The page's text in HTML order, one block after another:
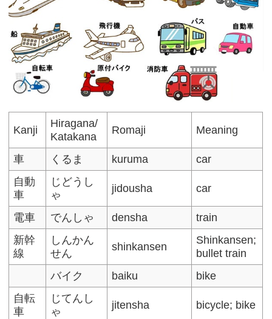
Kanji
Hiragana/
Katakana
Romaji Meaning
車 くるま kuruma
car
自動
車
じどうし
ゃ
jidousha car
電車 でんしゃ densha
train
新幹
線
しんかん
せん
shinkansen
Shinkansen;
bullet train
バイク
baiku
bike
自転
車
じてんし
ゃ
jitensha bicycle; bike